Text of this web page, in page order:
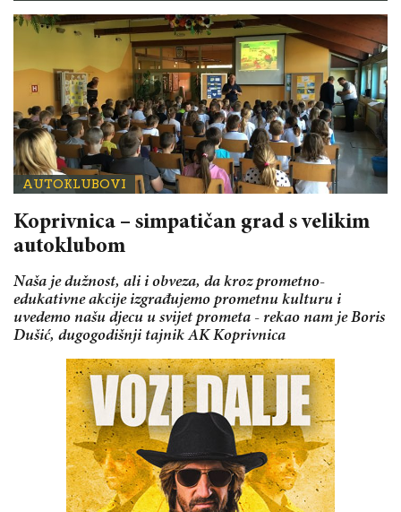
AUTOKLUBOVI
Koprivnica – simpatičan grad s velikim
autoklubom
Naša je dužnost, ali i obveza, da kroz prometno-
edukativne akcije izgrađujemo prometnu kulturu i
uvedemo našu djecu u svijet prometa - rekao nam je Boris
Dušić, dugogodišnji tajnik AK Koprivnica